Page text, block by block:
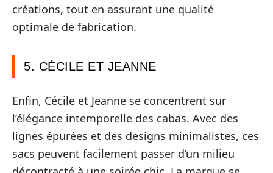
créations, tout en assurant une qualité
optimale de fabrication.
5. CÉCILE ET JEANNE
Enfin, Cécile et Jeanne se concentrent sur
l’élégance intemporelle des cabas. Avec des
lignes épurées et des designs minimalistes, ces
sacs peuvent facilement passer d’un milieu